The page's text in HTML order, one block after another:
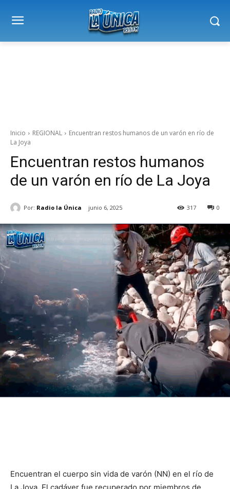
Inicio REGIONAL
Encuentran restos humanos de un varón en río de
La Joya
Encuentran restos humanos
de un varón en río de La Joya
Por: Radio la Única junio 6, 2025 0
317
Encuentran el cuerpo sin vida de varón (NN) en el río de